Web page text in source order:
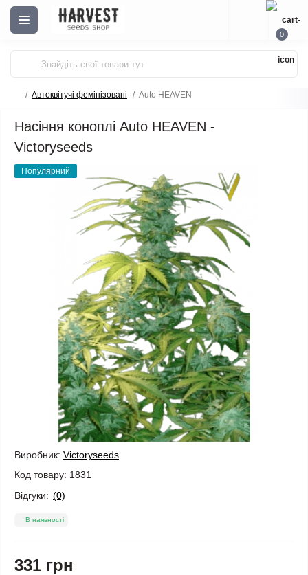
0
Автоквітучі фемінізовані Auto HEAVEN
Насіння коноплі Auto HEAVEN -
Victoryseeds
Популярний
Виробник: Victoryseeds
Код товару: 1831
Відгуки: (0)
В наявності
331 грн